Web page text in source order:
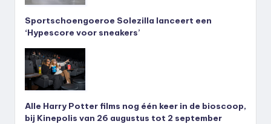
Sportschoengoeroe Solezilla lanceert een
‘Hypescore voor sneakers’
Alle Harry Potter films nog één keer in de bioscoop,
bij Kinepolis van 26 augustus tot 2 september